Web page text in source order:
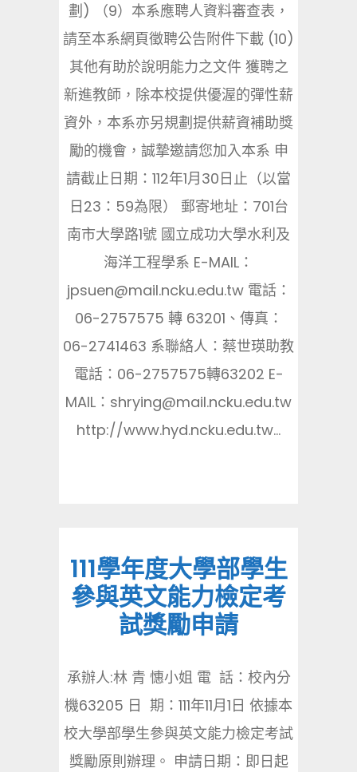
劃) （9）本系應聘人資料審查表，
請至本系網頁徵聘公告附件下載 (10)
其他有助於說明能力之文件 獲聘之
新進教師，除本校提供優渥的彈性薪
資外，本系亦另規劃提供薪資補助獎
勵的機會，誠摯邀請您加入本系 申
請截止日期：112年1月30日止（以當
日23：59為限） 郵寄地址：701台
南市大學路1號 國立成功大學水利及
海洋工程學系 E-MAIL：
jpsuen@mail.ncku.edu.tw 電話：
06-2757575 轉 63201、傳真：
06-2741463 系聯絡人：蔡世瑛助教
電話：06-2757575轉63202 E-
MAIL：shrying@mail.ncku.edu.tw
http://www.hyd.ncku.edu.tw...
111學年度大學部學生
參與英文能力檢定考
試獎勵申請
承辦人:林 青 憓小姐 電 話：校內分
機63205 日 期：111年11月1日 依據本
校大學部學生參與英文能力檢定考試
獎勵原則辦理。 申請日期：即日起